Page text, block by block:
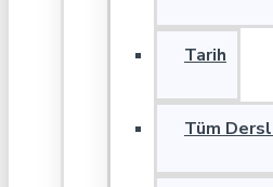
Tarih
Tüm